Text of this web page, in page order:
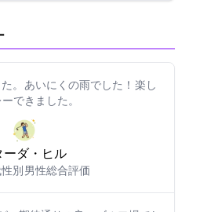
。 あいにくの雨でした！ 楽し
できました。
ーダ・ヒル
性別: 男性総合評価: 5